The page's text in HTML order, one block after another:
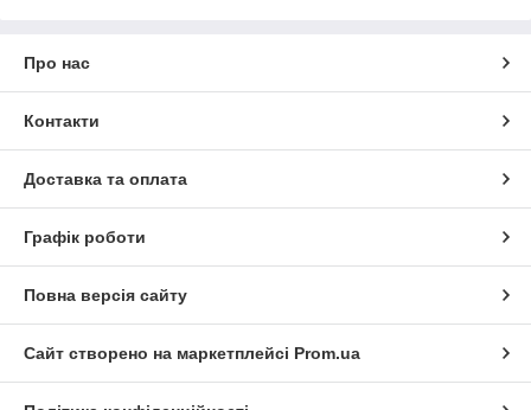
Про нас
Контакти
Доставка та оплата
Графік роботи
Повна версія сайту
Сайт створено на маркетплейсі Prom.ua